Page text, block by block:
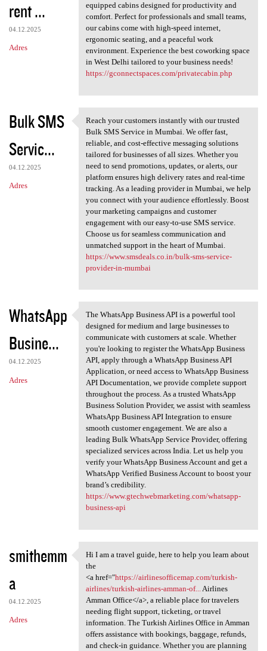
rent ...
04.12.2025
Adres
equipped cabins designed for productivity and
comfort. Perfect for professionals and small teams,
our cabins come with high-speed internet,
ergonomic seating, and a peaceful work
environment. Experience the best coworking space
in West Delhi tailored to your business needs!
https://gconnectspaces.com/privatecabin.php
Bulk SMS
Servic...
04.12.2025
Adres
Reach your customers
Reach your customers instantly with our trusted
Bulk SMS Service in Mumbai. We offer fast,
reliable, and cost-effective messaging solutions
tailored for businesses of all sizes. Whether you
need to send promotions, updates, or alerts, our
platform ensures high delivery rates and real-time
tracking. As a leading provider in Mumbai, we help
you connect with your audience effortlessly. Boost
your marketing campaigns and customer
engagement with our easy-to-use SMS service.
Choose us for seamless communication and
unmatched support in the heart of Mumbai.
https://www.smsdeals.co.in/bulk-sms-service-
provider-in-mumbai
WhatsApp
Busine...
04.12.2025
Adres
The WhatsApp Business API is
The WhatsApp Business API is a powerful tool
designed for medium and large businesses to
communicate with customers at scale. Whether
you're looking to register the WhatsApp Business
API, apply through a WhatsApp Business API
Application, or need access to WhatsApp Business
API Documentation, we provide complete support
throughout the process. As a trusted WhatsApp
Business Solution Provider, we assist with seamless
WhatsApp Business API Integration to ensure
smooth customer engagement. We are also a
leading Bulk WhatsApp Service Provider, offering
specialized services across India. Let us help you
verify your WhatsApp Business Account and get a
WhatsApp Verified Business Account to boost your
brand’s credibility.
https://www.gtechwebmarketing.com/whatsapp-
business-api
smithemm
a
04.12.2025
Adres
Hi I am a travel guide, here
Hi I am a travel guide, here to help you learn about
the
<a href="https://airlinesofficemap.com/turkish-
airlines/turkish-airlines-amman-of...
Airlines
Amman Office</a>, a reliable place for travelers
needing flight support, ticketing, or travel
information. The Turkish Airlines Office in Amman
offers assistance with bookings, baggage, refunds,
and check-in guidance. Whether you are planning